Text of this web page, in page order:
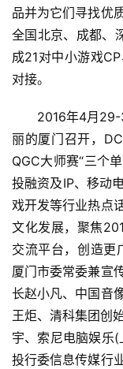
首
游
茶
原
创
游
戏
业
界
品并为它们寻找优
全国北京、成都、
成21对中小游戏
对接。
2016年4月29-
丽的厦门召开，
QGC大师赛“三个
投融资及IP、移动
戏开发等行业热点
文化发展，聚焦
交流平台，创造更
厦门市委常委兼宣
长赵小凡、中国音
王炬、清科集团创
宇、索尼电脑娱乐
投行委信息传媒行